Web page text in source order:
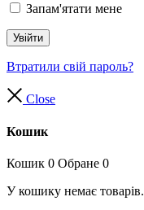
Запам'ятати мене
Увійти
Втратили свій пароль?
Close
Кошик
Кошик 0 Обране 0
У кошику немає товарів.